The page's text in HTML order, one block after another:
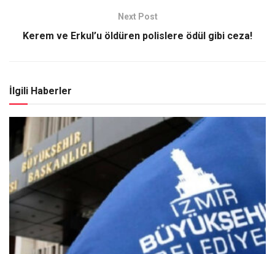
Next Post
Kerem ve Erkul’u öldüren polislere ödül gibi ceza!
İlgili Haberler